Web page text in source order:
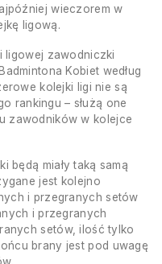
wieczorem w
ligową.
ligowej zawodniczki
Kobiet według
kolejki ligi nie są
rankingu – służą one
zawodników w kolejce
będą miały taką samą
jest kolejno
i przegranych setów
i przegranych
setów, ilość tylko
brany jest pod uwagę